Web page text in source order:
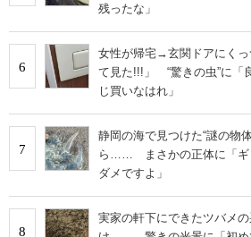
残ったな」
6
女性が帰宅→玄関ドアにく
て見た!!!」 “驚きの虫”に「
じ買いなはれ」
7
静岡の海で見つけた“謎の物
ら…… まさかの正体に「ギ
ダメですよ」
8
実家の軒下にできたツバメ